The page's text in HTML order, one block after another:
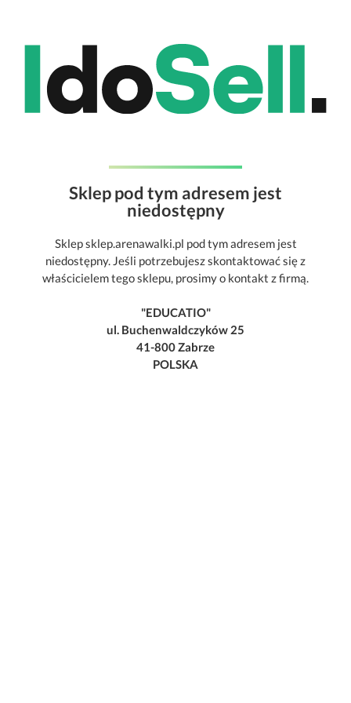
Sklep pod tym adresem jest
niedostępny
Sklep sklep.arenawalki.pl pod tym adresem jest
niedostępny. Jeśli potrzebujesz skontaktować się z
właścicielem tego sklepu, prosimy o kontakt z firmą.
"EDUCATIO"
ul. Buchenwaldczyków 25
41-800 Zabrze
POLSKA